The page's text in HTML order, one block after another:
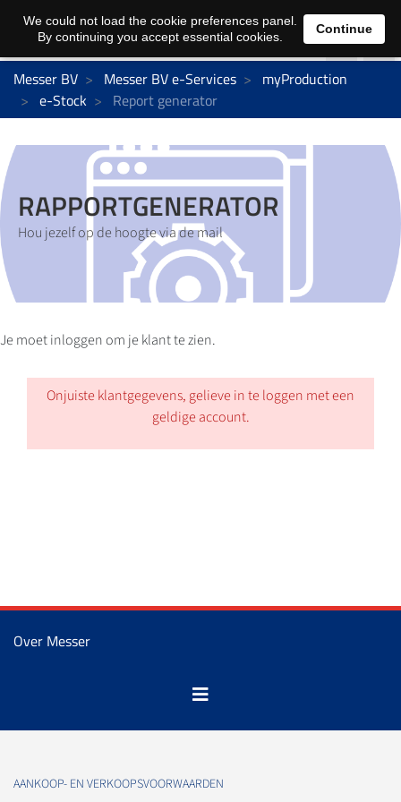
Messer BV Messer BV e-Services
myProduction
e-Stock
Report generator
RAPPORTGENERATOR
Hou jezelf op de hoogte via de mail
Je moet inloggen om je klant te zien.
Onjuiste klantgegevens, gelieve in te loggen met een
geldige account.
Over Messer
AANKOOP- EN VERKOOPSVOORWAARDEN
We could not load the cookie preferences panel.
By continuing you accept essential cookies.
Continue